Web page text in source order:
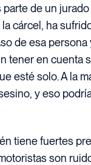
parte de un
cárcel, ha
de esa
tener en cuenta
esté solo. A la
y eso
tiene fuertes
son